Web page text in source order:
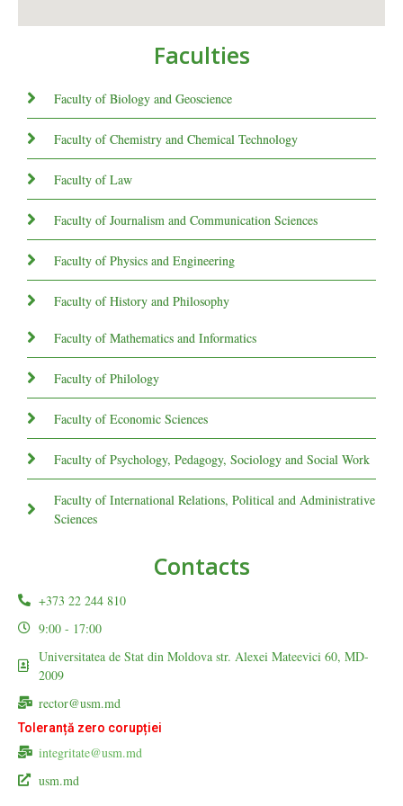
Faculties
Faculty of Biology and Geoscience
Faculty of Chemistry and Chemical Technology
Faculty of Law
Faculty of Journalism and Communication Sciences
Faculty of Physics and Engineering
Faculty of History and Philosophy
Faculty of Mathematics and Informatics
Faculty of Philology
Faculty of Economic Sciences
Faculty of Psychology, Pedagogy, Sociology and Social Work
Faculty of International Relations, Political and Administrative
Sciences
Contacts
+373 22 244 810
9:00 - 17:00
Universitatea de Stat din Moldova str. Alexei Mateevici 60, MD-
2009
rector@usm.md
Toleranță zero corupției
integritate@usm.md
usm.md